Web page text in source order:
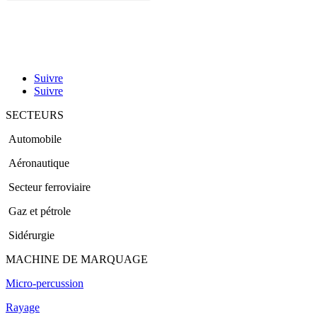
Suivre
Suivre
SECTEURS
Automobile
Aéronautique
Secteur ferroviaire
Gaz et pétrole
Sidérurgie
MACHINE DE MARQUAGE
Micro-percussion
Rayage